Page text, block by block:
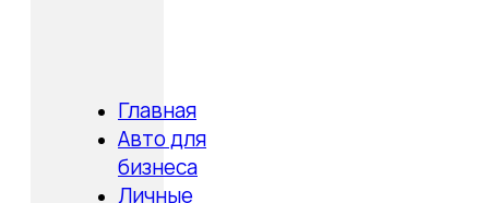
Главная
Авто для
бизнеса
Личные